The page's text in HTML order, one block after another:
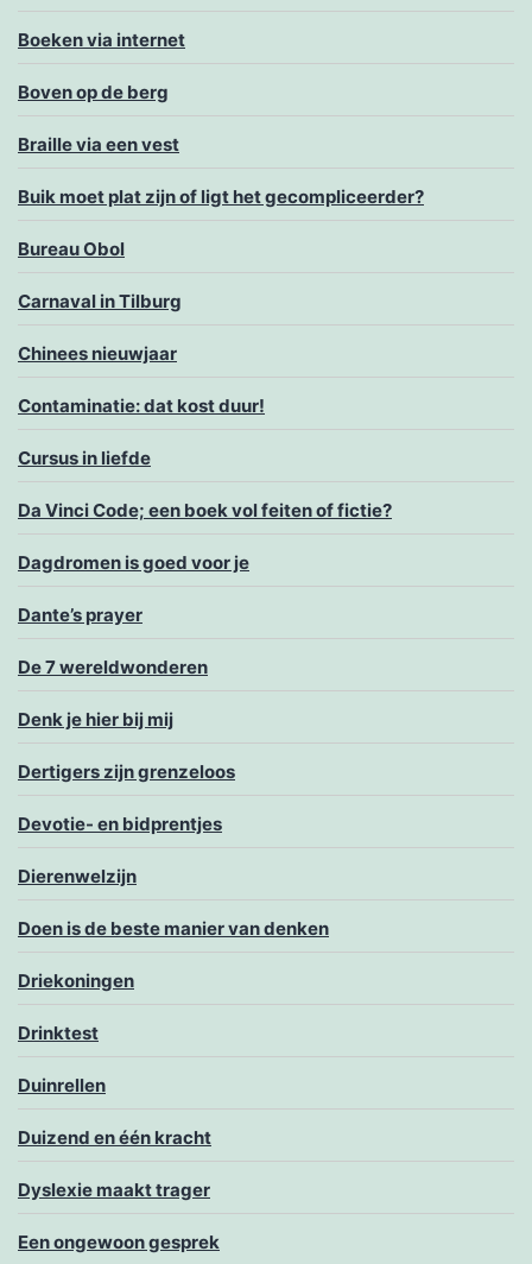
Boeken via internet
Boven op de berg
Braille via een vest
Buik moet plat zijn of ligt het gecompliceerder?
Bureau Obol
Carnaval in Tilburg
Chinees nieuwjaar
Contaminatie: dat kost duur!
Cursus in liefde
Da Vinci Code; een boek vol feiten of fictie?
Dagdromen is goed voor je
Dante’s prayer
De 7 wereldwonderen
Denk je hier bij mij
Dertigers zijn grenzeloos
Devotie- en bidprentjes
Dierenwelzijn
Doen is de beste manier van denken
Driekoningen
Drinktest
Duinrellen
Duizend en één kracht
Dyslexie maakt trager
Een ongewoon gesprek